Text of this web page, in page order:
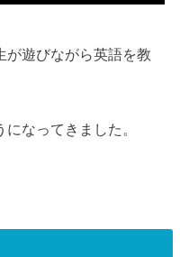
が遊びながら英語を教
なってきました。